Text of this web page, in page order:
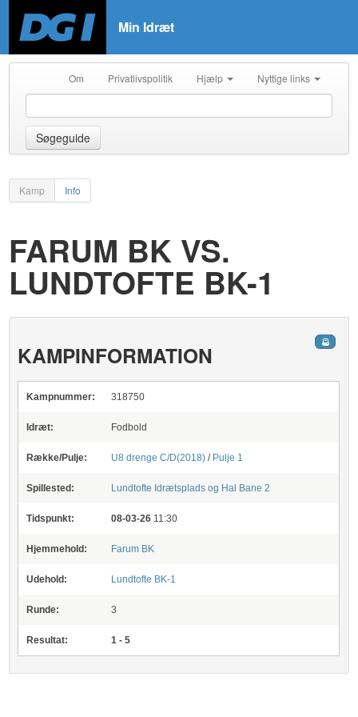
Min Idræt
Om Privatlivspolitik Hjælp Nyttige links
Søgeguide
Kamp Info
FARUM BK VS.
LUNDTOFTE BK-1
KAMPINFORMATION
Kampnummer: 318750
Idræt: Fodbold
Række/Pulje: U8 drenge C/D(2018) / Pulje 1
Spillested: Lundtofte Idrætsplads og Hal Bane 2
Tidspunkt: 08-03-26 11:30
Hjemmehold: Farum BK
Udehold: Lundtofte BK-1
Runde: 3
Resultat: 1 - 5